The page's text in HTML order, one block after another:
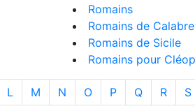
Romains
Romains de Calabre
Romains de Sicile
Romains pour
L M N O P Q R S